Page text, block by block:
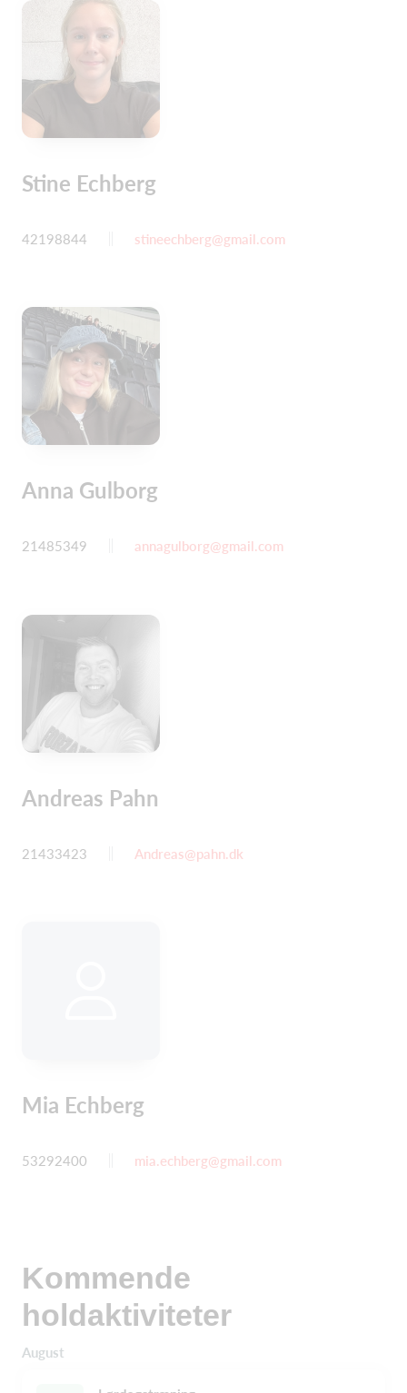
Stine Echberg
42198844 stineechberg@gmail.com
Anna Gulborg
21485349 annagulborg@gmail.com
Andreas Pahn
21433423 Andreas@pahn.dk
Mia Echberg
53292400 mia.echberg@gmail.com
Kommende
holdaktiviteter
August